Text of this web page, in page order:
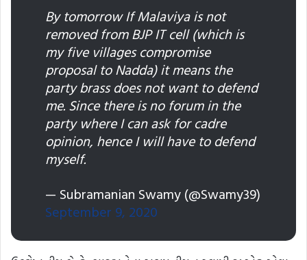
By tomorrow If Malaviya is not
removed from BJP IT cell (which is
my five villages compromise
proposal to Nadda) it means the
party brass does not want to defend
me. Since there is no forum in the
party where I can ask for cadre
opinion, hence I will have to defend
myself.
— Subramanian Swamy (@Swamy39)
September 9, 2020